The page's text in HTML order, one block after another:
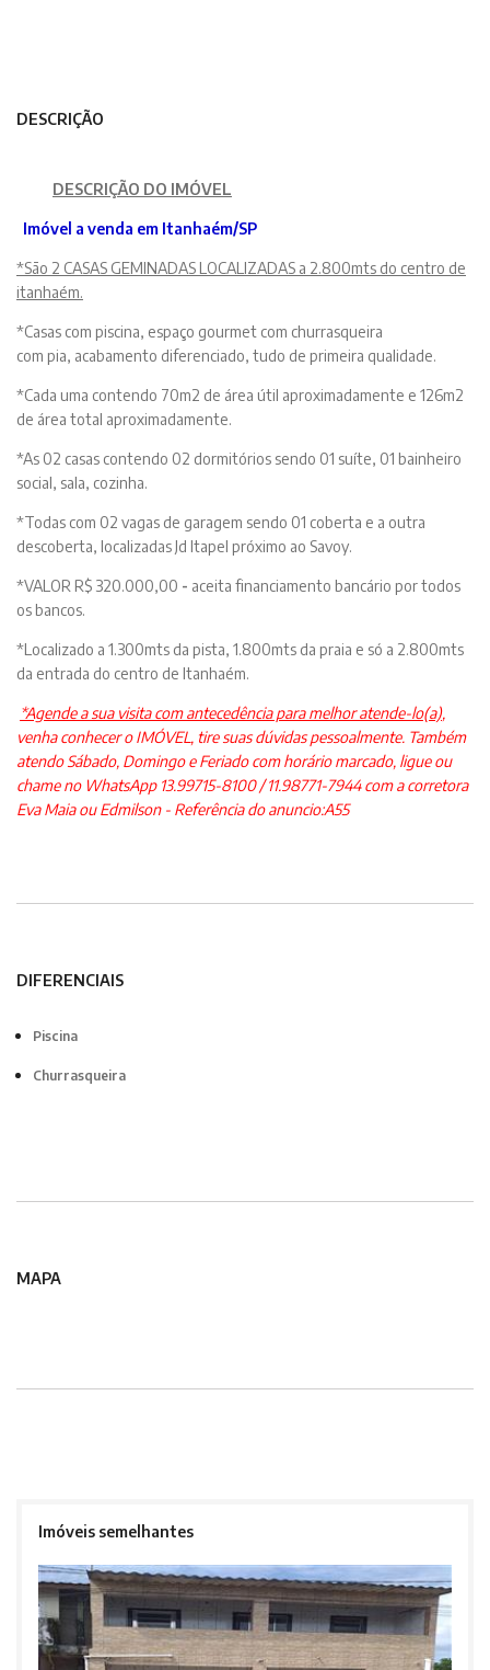
DESCRIÇÃO
DESCRIÇÃO DO IMÓVEL
Imóvel a venda em Itanhaém/SP
*São 2 CASAS GEMINADAS LOCALIZADAS a 2.800mts do centro de
itanhaém.
*Casas com piscina, espaço gourmet com churrasqueira
com pia, acabamento diferenciado, tudo de primeira qualidade.
*Cada uma contendo 70m2 de área útil aproximadamente e 126m2
de área total aproximadamente.
*As 02 casas contendo 02 dormitórios sendo 01 suíte, 01 bainheiro
social, sala, cozinha.
*Todas com 02 vagas de garagem sendo 01 coberta e a outra
descoberta, localizadas Jd Itapel próximo ao Savoy.
*VALOR R$ 320.000,00 - aceita financiamento bancário por todos
os bancos.
*Localizado a 1.300mts da pista, 1.800mts da praia e só a 2.800mts
da entrada do centro de Itanhaém.
*Agende a sua visita com antecedência para melhor atende-lo(a),
venha conhecer o IMÓVEL, tire suas dúvidas pessoalmente. Também
atendo Sábado, Domingo e Feriado com horário marcado, ligue ou
chame no WhatsApp 13.99715-8100 / 11.98771-7944 com a corretora
Eva Maia ou Edmilson - Referência do anuncio:A55
DIFERENCIAIS
Piscina
Churrasqueira
MAPA
Imóveis semelhantes